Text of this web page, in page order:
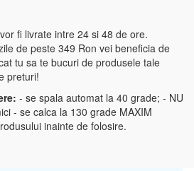
fi livrate intre 24 si 48 de ore.
de peste 349 Ron vei beneficia de
tu sa te bucuri de produsele tale
preturi!
- se spala automat la 40 grade; - NU
- se calca la 130 grade MAXIM
inainte de folosire.